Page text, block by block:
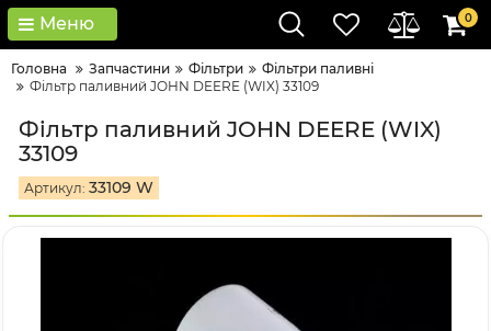
Меню 0
Головна Запчастини Фільтри
Фільтри паливні
Фільтр паливний JOHN DEERE (WIX) 33109
Фільтр паливний JOHN DEERE (WIX)
33109
Артикул: 33109 W